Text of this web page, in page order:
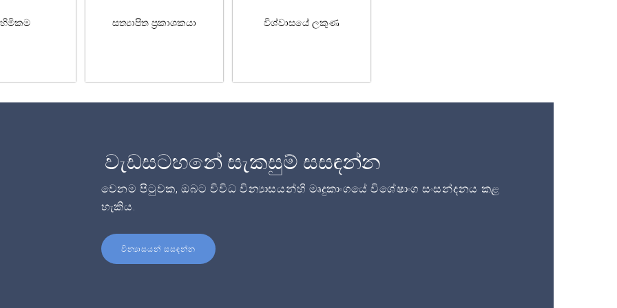
සත්‍යාපිත ප්‍රකාශකයා විශ්වාසයේ ලකුණ
වැඩසටහනේ සැකසුම් සසඳන්න
වෙනම පිටුවක, ඔබට විවිධ වින්‍යාසයන්හි මෘදුකාංගයේ විශේෂාංග සංසන්දනය කළ
හැකිය.
වින්‍යාසයන් සසඳන්න